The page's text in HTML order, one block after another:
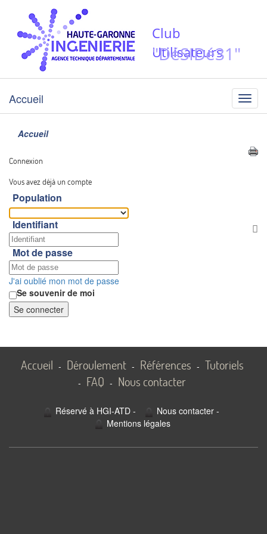
Club
Utilisateurs
"DéSIDé31"
Menu
Accueil
Accueil
Connexion
Vous avez déjà un compte
Population
Identifiant
Mot de passe
J'ai oublié mon mot de passe
Se souvenir de moi
Se connecter
Accueil - Déroulement - Références - Tutoriels
- FAQ - Nous contacter
Réservé à HGI-ATD- Nous contacter-
Mentions légales